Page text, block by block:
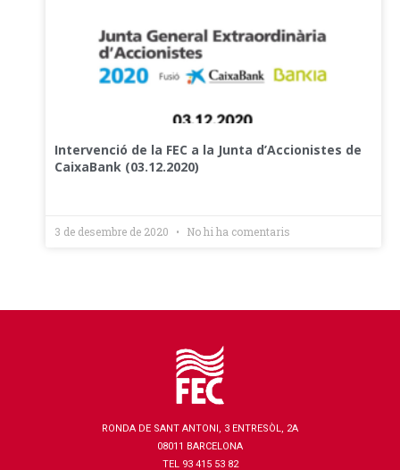
Intervenció de la FEC a la Junta d’Accionistes de
CaixaBank (03.12.2020)
3 de desembre de 2020 No hi ha comentaris
RONDA DE SANT ANTONI, 3 ENTRESÒL, 2A
08011 BARCELONA
TEL 93 415 53 82